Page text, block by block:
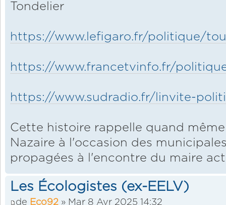
Tondelier
https://www.lefigaro.fr/politique/
https://www.francetvinfo.fr/
https://www.sudradio.fr/linvite-
Cette histoire rappelle quand
Nazaire à l'occasion des
propagées à l'encontre du maire
Les Écologistes (ex-EELV)
de Eco92 » Mar 8 Avr 2025 14:32